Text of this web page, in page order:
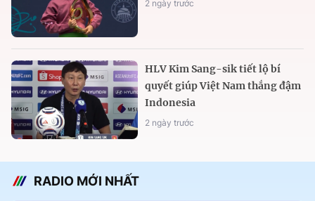
2 ngày trước
HLV Kim Sang-sik tiết lộ bí
quyết giúp Việt Nam thắng đậm
Indonesia
2 ngày trước
RADIO MỚI NHẤT